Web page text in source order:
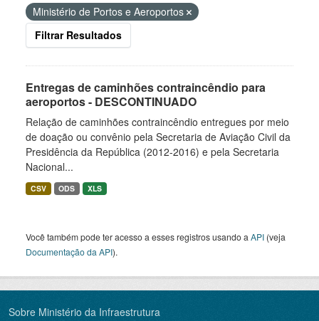
Ministério de Portos e Aeroportos
Filtrar Resultados
Entregas de caminhões contraincêndio para
aeroportos - DESCONTINUADO
Relação de caminhões contraincêndio entregues por meio
de doação ou convênio pela Secretaria de Aviação Civil da
Presidência da República (2012-2016) e pela Secretaria
Nacional...
CSV ODS XLS
Você também pode ter acesso a esses registros usando a API (veja
Documentação da API).
Sobre Ministério da Infraestrutura